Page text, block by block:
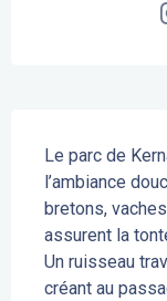
Le parc de
l’ambiance
bretons,
assurent la
Un ruisseau
créant au